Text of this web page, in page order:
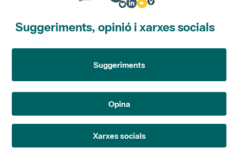
Suggeriments, opinió i xarxes socials
Suggeriments
Opina
Xarxes socials